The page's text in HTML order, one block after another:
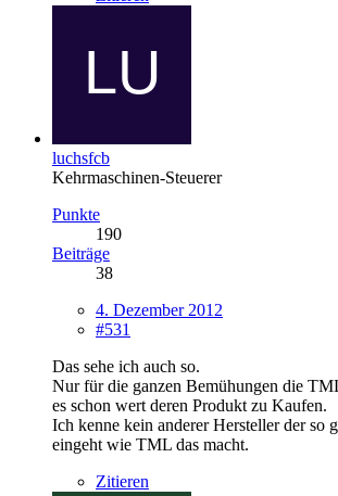
luchsfcb
Kehrmaschinen-Steuerer
Punkte
190
Beiträge
38
4. Dezember 2012
#531
Das sehe ich auch so.
Nur für die ganzen Bemühungen die
es schon wert deren Produkt zu Kaufen.
Ich kenne kein anderer Hersteller der so
eingeht wie TML das macht.
Zitieren